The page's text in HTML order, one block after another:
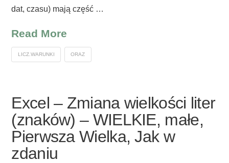
dat, czasu) mają część …
Read More
LICZ.WARUNKI ORAZ
Excel – Zmiana wielkości liter
(znaków) – WIELKIE, małe,
Pierwsza Wielka, Jak w
zdaniu